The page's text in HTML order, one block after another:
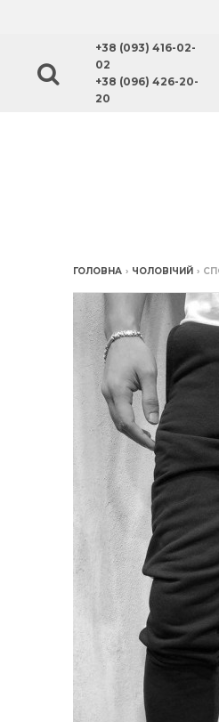
+38 (093) 416-02-
02
+38 (096) 426-20-
20
ГОЛОВНА › ЧОЛОВІЧИЙ ›